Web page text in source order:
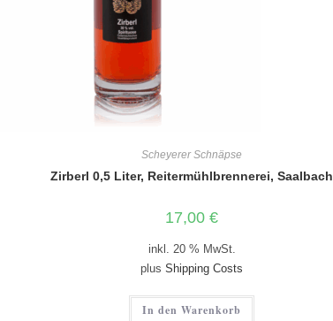
Scheyerer Schnäpse
Zirberl 0,5 Liter, Reitermühlbrennerei, Saalbach
17,00€
inkl. 20 % MwSt.
plusShipping Costs
In den Warenkorb